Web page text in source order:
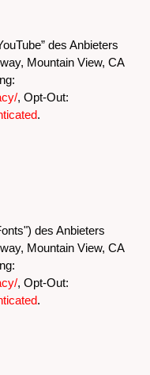
des Anbieters
Mountain View, CA
, Opt-Out:
.
des Anbieters
Mountain View, CA
, Opt-Out:
.